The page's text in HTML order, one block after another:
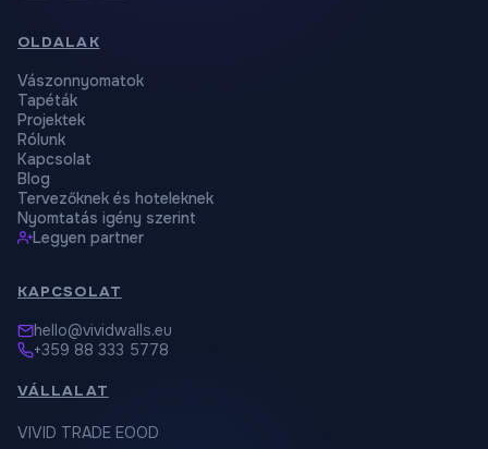
OLDALAK
Vászonnyomatok
Tapéták
Projektek
Rólunk
Kapcsolat
Blog
Tervezőknek és hoteleknek
Nyomtatás igény szerint
Legyen partner
KAPCSOLAT
hello@vividwalls.eu
+359 88 333 5778
VÁLLALAT
VIVID TRADE EOOD